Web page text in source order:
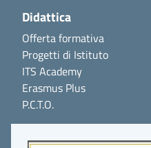
Didattica
Offerta formativa
Progetti di Istituto
ITS Academy
Erasmus Plus
P.C.T.O.